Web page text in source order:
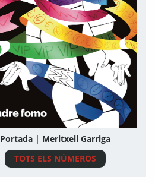
Portada | Meritxell Garriga
TOTS ELS NÚMEROS